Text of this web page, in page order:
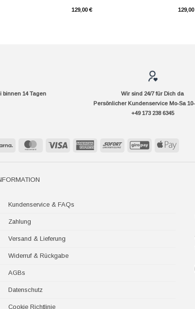
129,00€ 129,00
binnen 14 Tagen
Wir sind 24/7 für Dich da
Persönlicher Kundenservice Mo-Sa
+49 173 238 6345
Klarna MasterCard Visa
AmericanSofort GiroPay Apple
Kundenservice & FAQs
Zahlung
Versand & Lieferung
Widerruf & Rückgabe
AGBs
Datenschutz
Cookie Richtlinie